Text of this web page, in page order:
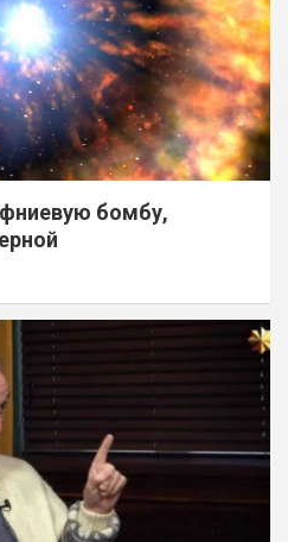
бомбу,